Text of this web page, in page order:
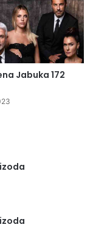
Jabuka 172